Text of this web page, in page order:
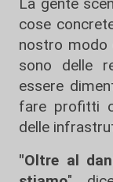
cose
nostro modo
sono delle
essere
fare profitti
delle
"Oltre al